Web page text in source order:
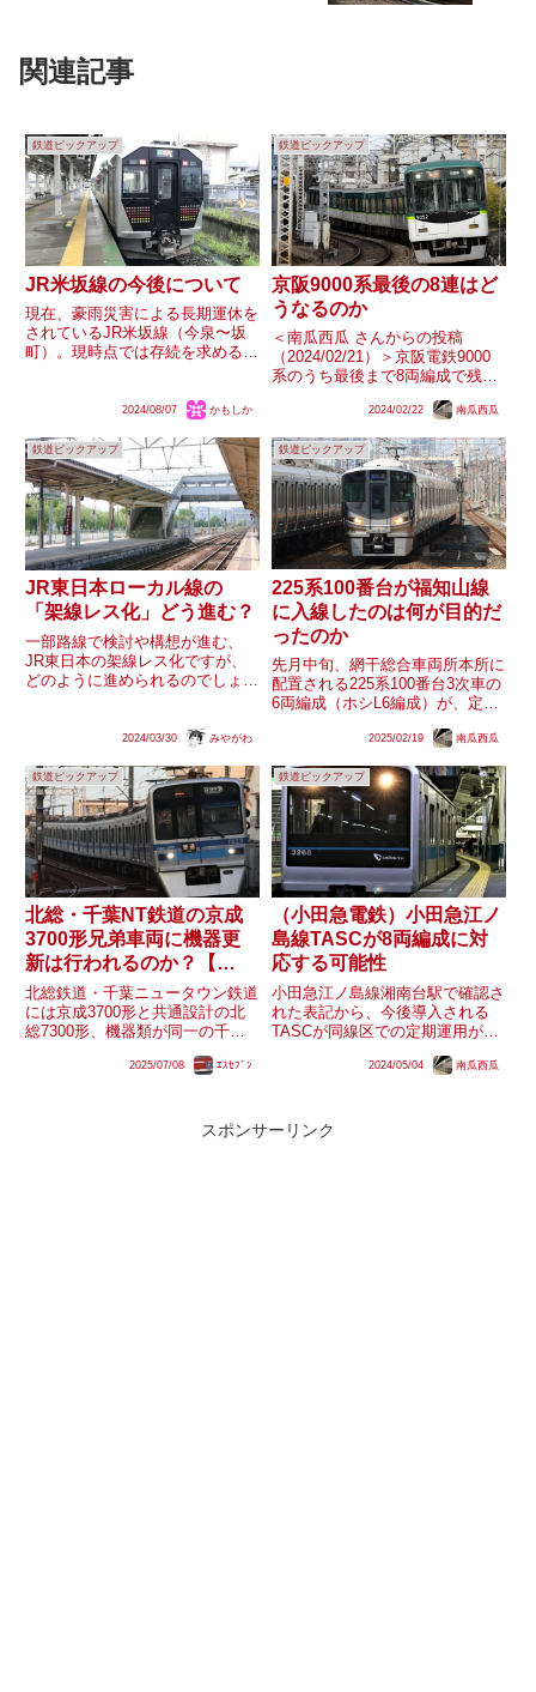
関連記事
鉄道ピックアップ
JR米坂線の今後について
現在、豪雨災害による長期運休を
されているJR米坂線（今泉〜坂
町）。現時点では存続を求める声
ろしくなかったようで、そのまま
声も聞かれます。そこで皆さん
に...
2024/08/07 かもしか
鉄道ピックアップ
京阪9000系最後の8連はど
うなるのか
＜南瓜西瓜 さんからの投稿
（2024/02/21）＞京阪電鉄9000
系のうち最後まで8両編成で残っ
（9005F）ですが、寝屋川車庫構
内で中間車を脱車しているとも捉
えられるような動きを見せている
ようです。現時点...
2024/02/22 南瓜西瓜
鉄道ピックアップ
JR東日本ローカル線の
「架線レス化」どう進む？
一部路線で検討や構想が進む、
JR東日本の架線レス化ですが、
どのように進められるのでしょう
われるのでしょうか。
2024/03/30 みやがわ
鉄道ピックアップ
225系100番台が福知山線
に入線したのは何が目的だ
ったのか
先月中旬、網干総合車両所本所に
配置される225系100番台3次車の
6両編成（ホシL6編成）が、定期
（JR宝塚線）で試運転を行った
運用される6両編成の近郊型車両
は宮原支所に配置され最高速...
2025/02/19 南瓜西瓜
鉄道ピックアップ
北総・千葉NT鉄道の京成
3700形兄弟車両に機器更
新は行われるのか？【
#7800形の日 】
北総鉄道・千葉ニュータウン鉄道
には京成3700形と共通設計の北
総7300形、機器類が同一の千葉
ある北総7800形・千葉NT9800形
2025/07/08 ｴｽｾﾌﾞﾝ
鉄道ピックアップ
（小田急電鉄）小田急江ノ
島線TASCが8両編成に対
応する可能性
小田急江ノ島線湘南台駅で確認さ
れた表記から、今後導入される
TASCが同線区での定期運用がな
あるようです。今までに小田急電
割り切って対応しない設計とした
2024/05/04 南瓜西瓜
スポンサーリンク